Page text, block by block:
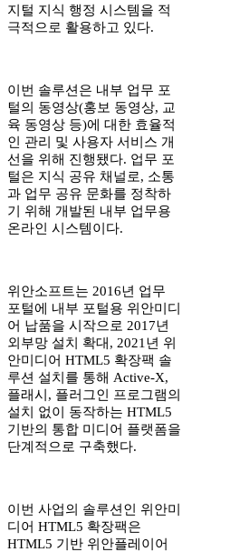
지털 지식 행정 시스템을 적
극적으로 활용하고 있다.
이번 솔루션은 내부 업무 포
털의 동영상(홍보 동영상, 교
육 동영상 등)에 대한 효율적
인 관리 및 사용자 서비스 개
선을 위해 진행됐다. 업무 포
털은 지식 공유 채널로, 소통
과 업무 공유 문화를 정착하
기 위해 개발된 내부 업무용
온라인 시스템이다.
위안소프트는 2016년 업무
포털에 내부 포털용 위안미디
어 납품을 시작으로 2017년
외부망 설치 확대, 2021년 위
안미디어 HTML5 확장팩 솔
루션 설치를 통해 Active-X,
플래시, 플러그인 프로그램의
설치 없이 동작하는 HTML5
기반의 통합 미디어 플랫폼을
단계적으로 구축했다.
이번 사업의 솔루션인 위안미
디어 HTML5 확장팩은
HTML5 기반 위안플레이어